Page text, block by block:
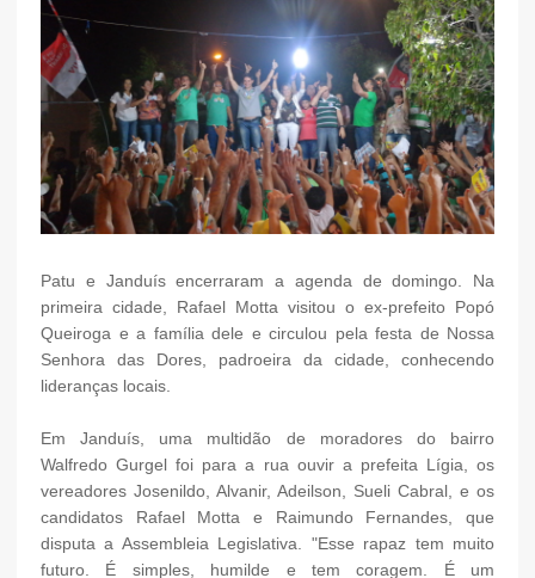
Patu e Janduís encerraram a agenda de domingo. Na
primeira cidade, Rafael Motta visitou o ex-prefeito Popó
Queiroga e a família dele e circulou pela festa de Nossa
Senhora das Dores, padroeira da cidade, conhecendo
lideranças locais.
Em Janduís, uma multidão de moradores do bairro
Walfredo Gurgel foi para a rua ouvir a prefeita Lígia, os
vereadores Josenildo, Alvanir, Adeilson, Sueli Cabral, e os
candidatos Rafael Motta e Raimundo Fernandes, que
disputa a Assembleia Legislativa. "Esse rapaz tem muito
futuro. É simples, humilde e tem coragem. É um